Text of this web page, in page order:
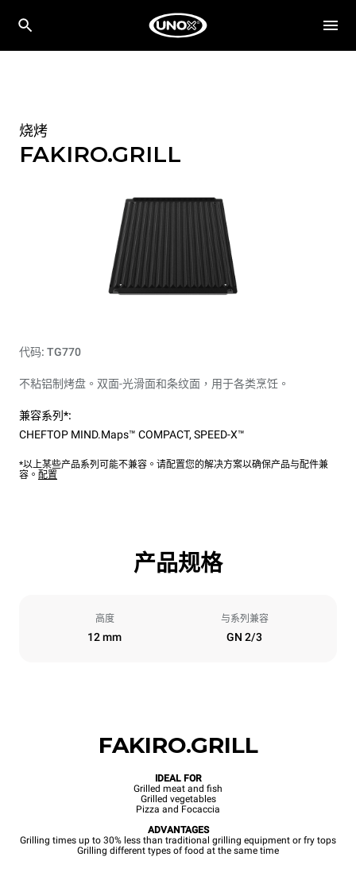
烧烤
FAKIRO.GRILL
代码: TG770
不粘铝制烤盘。双面-光滑面和条纹面，用于各类烹饪。
兼容系列*:
CHEFTOP MIND.Maps™ COMPACT, SPEED-X™
*以上某些产品系列可能不兼容。请配置您的解决方案以确保产品与配件兼
容。 配置
产品规格
高度
12 mm
与系列兼容
GN 2/3
FAKIRO.GRILL
IDEAL FOR
Grilled meat and fish
Grilled vegetables
Pizza and Focaccia
ADVANTAGES
Grilling times up to 30% less than traditional grilling equipment or fry tops
Grilling different types of food at the same time